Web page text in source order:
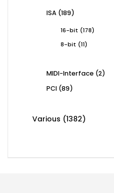
ISA 189189
16-bit 178178
8-bit
1111
MIDI-Interface 22
PCI 8989
Various 13821382